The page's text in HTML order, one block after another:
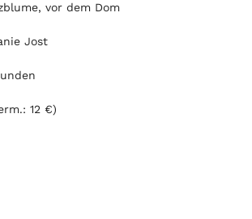
vor dem Dom
Jost
12 €)